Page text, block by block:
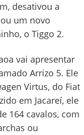
desativou a
um novo
o Tiggo 2.
vai apresentar
Arrizo 5. Ele
Virtus, do Fiat
em Jacareí, ele
164 cavalos, com
ou